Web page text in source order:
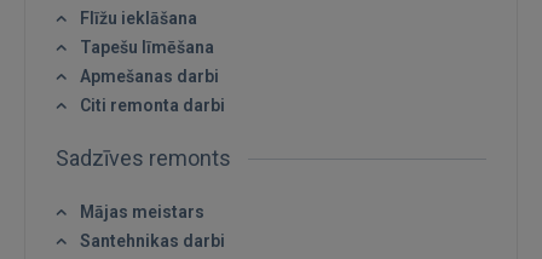
Flīžu ieklāšana
Tapešu līmēšana
Apmešanas darbi
Citi remonta darbi
Sadzīves remonts
Mājas meistars
Santehnikas darbi